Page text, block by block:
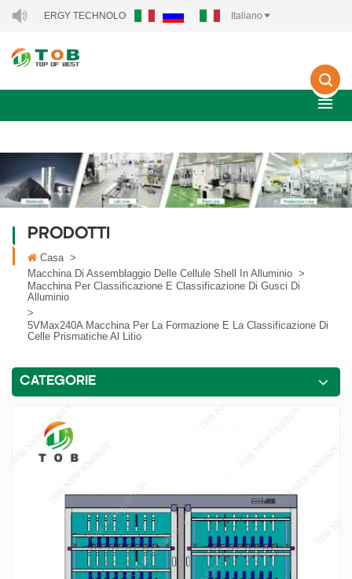
TECHNOLOGY CO., LTD.. Italiano
PRODOTTI
Casa >
Macchina Di Assemblaggio Delle Cellule Shell In Alluminio >
Macchina Per Classificazione E Classificazione Di Gusci Di
Alluminio
>
5VMax240A Macchina Per La Formazione E La Classificazione Di
Celle Prismatiche Al Litio
CATEGORIE